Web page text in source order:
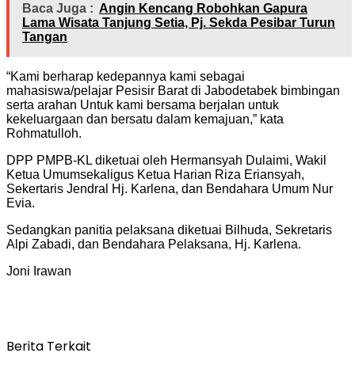
Baca Juga : Angin Kencang Robohkan Gapura
Lama Wisata Tanjung Setia, Pj. Sekda Pesibar Turun
Tangan
“Kami berharap kedepannya kami sebagai
mahasiswa/pelajar Pesisir Barat di Jabodetabek bimbingan
serta arahan Untuk kami bersama berjalan untuk
kekeluargaan dan bersatu dalam kemajuan,” kata
Rohmatulloh.
DPP PMPB-KL diketuai oleh Hermansyah Dulaimi, Wakil
Ketua Umumsekaligus Ketua Harian Riza Eriansyah,
Sekertaris Jendral Hj. Karlena, dan Bendahara Umum Nur
Evia.
Sedangkan panitia pelaksana diketuai Bilhuda, Sekretaris
Alpi Zabadi, dan Bendahara Pelaksana, Hj. Karlena.
Joni Irawan
Berita Terkait